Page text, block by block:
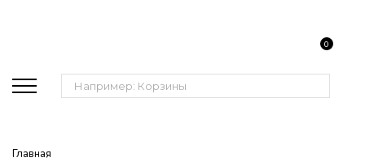
Поиск:
0
Главная